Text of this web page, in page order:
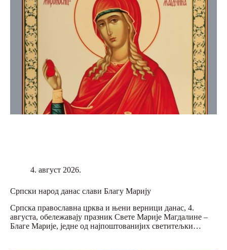
4. август 2026.
Српски народ данас слави Благу Марију
Српска православна црква и њени верници данас, 4.
августа, обележавају празник Свете Марије Магдалине –
Благе Марије, једне од најпоштованијих светитељки…